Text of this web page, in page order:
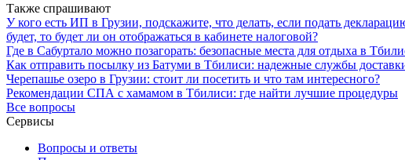
Также спрашивают
У кого есть ИП в Грузии, подскажите, что делать, если подать
будет, то будет ли он отображаться в кабинете налоговой?
Где в Сабуртало можно позагорать: безопасные места для отдыха в
Как отправить посылку из Батуми в Тбилиси: надежные службы
Черепашье озеро в Грузии: стоит ли посетить и что там интересного?
Рекомендации СПА с хамамом в Тбилиси: где найти лучшие процедуры
Все вопросы
Сервисы
Вопросы и ответы